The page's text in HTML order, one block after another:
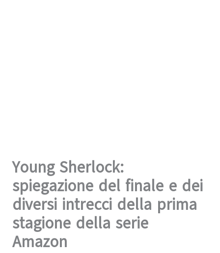
Young Sherlock:
spiegazione del finale e dei
diversi intrecci della prima
stagione della serie
Amazon